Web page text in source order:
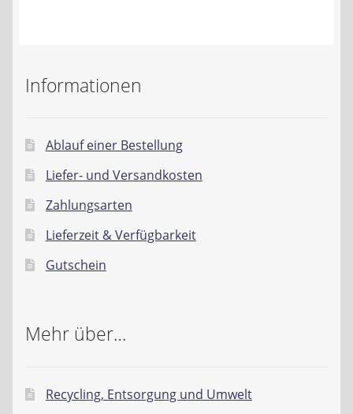
Widerrufsbelehrung
Datenschutzerklärung
Impressum
Informationen
Ablauf einer Bestellung
Liefer- und Versandkosten
Zahlungsarten
Lieferzeit & Verfügbarkeit
Gutschein
Mehr über…
Recycling, Entsorgung und Umwelt